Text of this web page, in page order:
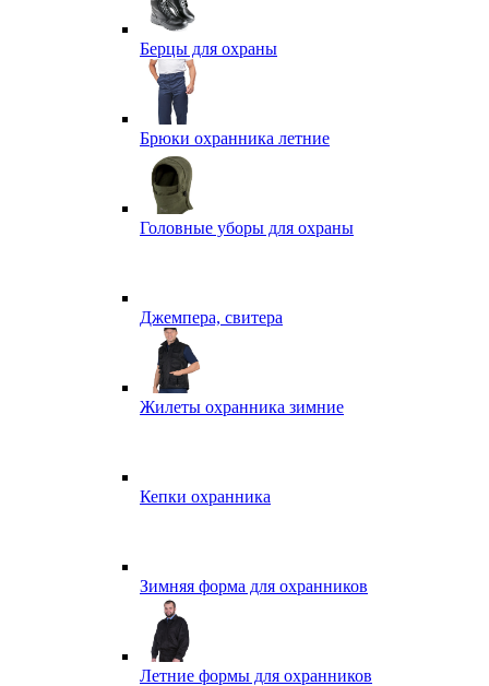
Берцы для охраны
Брюки охранника летние
Головные уборы для охраны
Джемпера, свитера
Жилеты охранника зимние
Кепки охранника
Зимняя форма для охранников
Летние формы для охранников